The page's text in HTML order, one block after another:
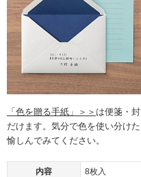
「色を贈る手紙」＞＞ は便箋・
だけます。気分で色を使い分け
愉しんでみてください。
内容 8枚入